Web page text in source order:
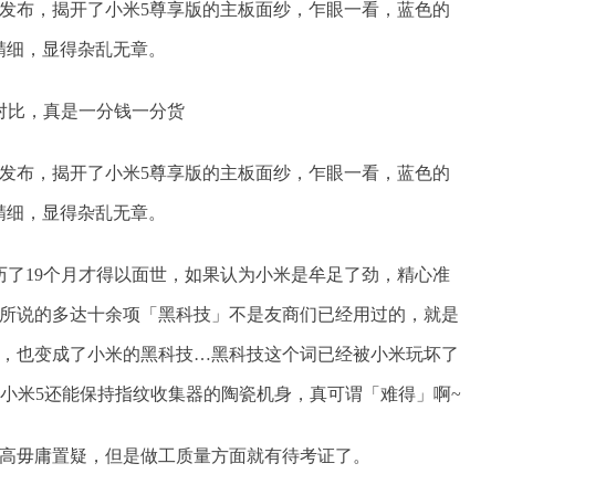
布，揭开了小米5尊享版的主板面纱，乍眼一看，蓝色的
，显得杂乱无章。
布，揭开了小米5尊享版的主板面纱，乍眼一看，蓝色的
，显得杂乱无章。
19个月才得以面世，如果认为小米是牟足了劲，精心准
说的多达十余项「黑科技」不是友商们已经用过的，就是
也变成了小米的黑科技…黑科技这个词已经被小米玩坏了
米5还能保持指纹收集器的陶瓷机身，真可谓「难得」啊~
毋庸置疑，但是做工质量方面就有待考证了。